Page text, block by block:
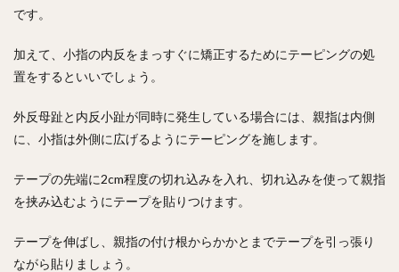
です。
加えて、小指の内反をまっすぐに矯正するためにテーピングの処
置をするといいでしょう。
外反母趾と内反小趾が同時に発生している場合には、親指は内側
に、小指は外側に広げるようにテーピングを施します。
テープの先端に2cm程度の切れ込みを入れ、切れ込みを使って親指
を挟み込むようにテープを貼りつけます。
テープを伸ばし、親指の付け根からかかとまでテープを引っ張り
ながら貼りましょう。